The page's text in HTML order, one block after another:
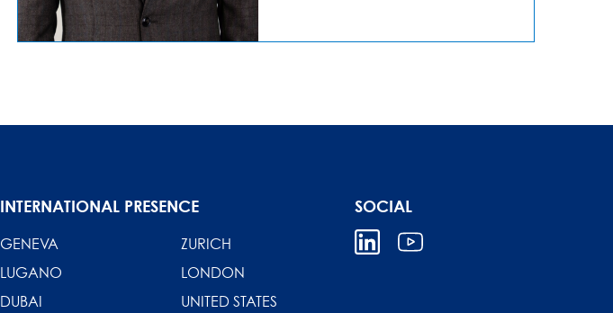
INTERNATIONAL PRESENCE
GENEVA
ZURICH
LUGANO
LONDON
DUBAI
UNITED STATES
SOCIAL